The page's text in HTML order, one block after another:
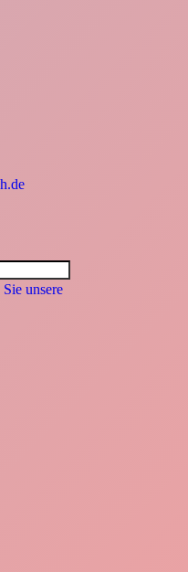
unsere